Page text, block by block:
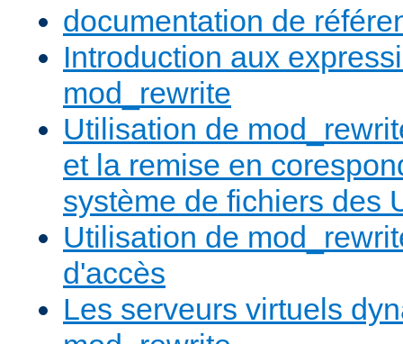
documentation de
Introduction aux
mod_rewrite
Utilisation de
et la remise en
système de fichiers des
Utilisation de
d'accès
Les serveurs virtuels